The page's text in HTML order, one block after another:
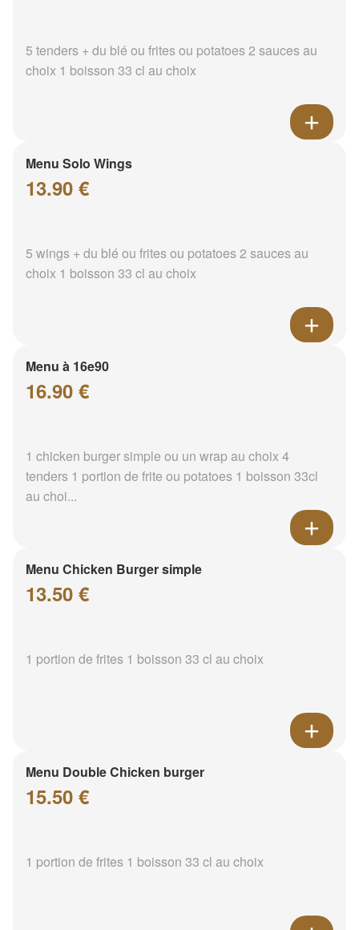
5 tenders + du blé ou frites ou potatoes 2 sauces au
choix 1 boisson 33 cl au choix
Menu Solo Wings
13.90 €
5 wings + du blé ou frites ou potatoes 2 sauces au
choix 1 boisson 33 cl au choix
Menu à 16e90
16.90 €
1 chicken burger simple ou un wrap au choix 4
tenders 1 portion de frite ou potatoes 1 boisson 33cl
au choi...
Menu Chicken Burger simple
13.50 €
1 portion de frites 1 boisson 33 cl au choix
Menu Double Chicken burger
15.50 €
1 portion de frites 1 boisson 33 cl au choix